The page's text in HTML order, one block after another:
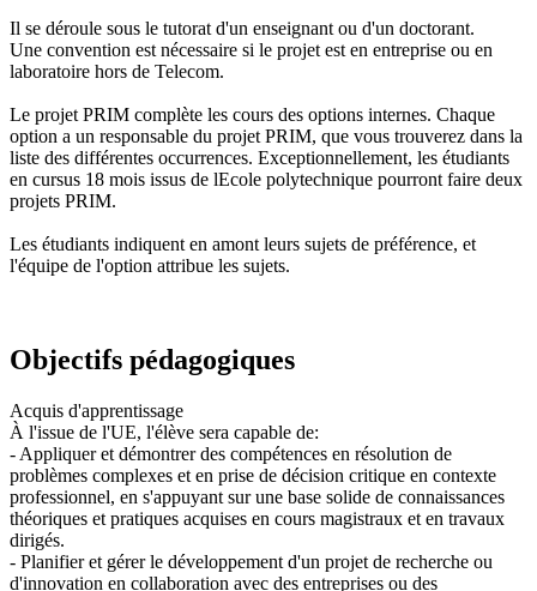
Il se déroule sous le tutorat d'un enseignant ou d'un doctorant.
Une convention est nécessaire si le projet est en entreprise ou en
laboratoire hors de Telecom.
Le projet PRIM complète les cours des options internes. Chaque
option a un responsable du projet PRIM, que vous trouverez dans la
liste des différentes occurrences. Exceptionnellement, les étudiants
en cursus 18 mois issus de lEcole polytechnique pourront faire deux
projets PRIM.
Les étudiants indiquent en amont leurs sujets de préférence, et
l'équipe de l'option attribue les sujets.
Objectifs pédagogiques
Acquis d'apprentissage
À l'issue de l'UE, l'élève sera capable de:
- Appliquer et démontrer des compétences en résolution de
problèmes complexes et en prise de décision critique en contexte
professionnel, en s'appuyant sur une base solide de connaissances
théoriques et pratiques acquises en cours magistraux et en travaux
dirigés.
- Planifier et gérer le développement d'un projet de recherche ou
d'innovation en collaboration avec des entreprises ou des